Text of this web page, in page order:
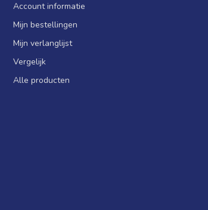
Account informatie
Mijn bestellingen
Mijn verlanglijst
Vergelijk
Alle producten